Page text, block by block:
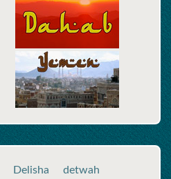
Delisha
detwah